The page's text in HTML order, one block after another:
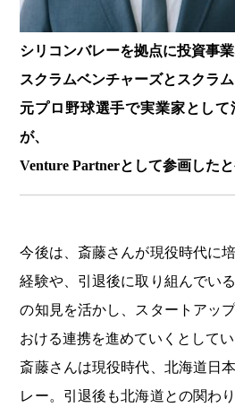
シリコンバレーを拠点に投資事
スクラムベンチャーズと スクラ
元プロ野球選手で実業家とし
が、
Venture Partnerとして参画したと
今後は、斎藤さんが現役時代に
経験や、引退後に取り組んでい
の知見を活かし、スタートアッ
おける連携を進めていくとしてい
斎藤さんは現役時代、北海道日
レー。引退後も北海道との関わ